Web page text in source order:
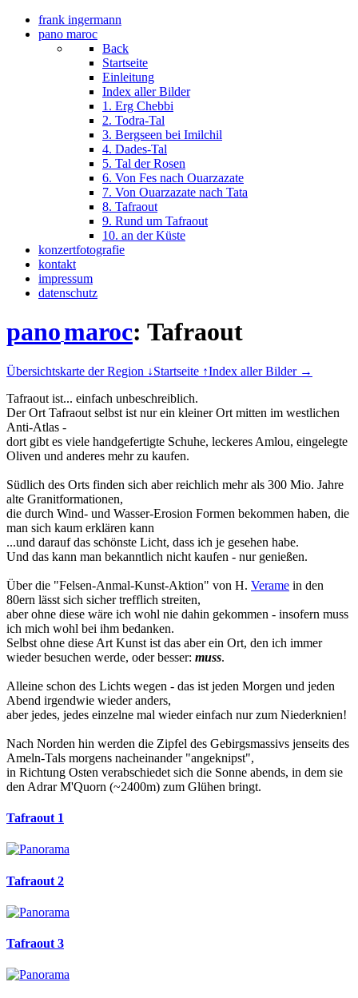
frank ingermann
pano maroc
Back
Startseite
Einleitung
Index aller Bilder
1. Erg Chebbi
2. Todra-Tal
3. Bergseen bei Imilchil
4. Dades-Tal
5. Tal der Rosen
6. Von Fes nach Ouarzazate
7. Von Ouarzazate nach Tata
8. Tafraout
9. Rund um Tafraout
10. an der Küste
konzertfotografie
kontakt
impressum
datenschutz
panomaroc: Tafraout
Übersichtskarte der Region ↓Startseite ↑Index aller Bilder →
Tafraout ist... einfach unbeschreiblich.
Der Ort Tafraout selbst ist nur ein kleiner Ort mitten im westlichen
Anti-Atlas -
dort gibt es viele handgefertigte Schuhe, leckeres Amlou, eingelegte
Oliven und anderes mehr zu kaufen.
Südlich des Orts finden sich aber reichlich mehr als 300 Mio. Jahre
alte Granitformationen,
die durch Wind- und Wasser-Erosion Formen bekommen haben, die
man sich kaum erklären kann
...und darauf das schönste Licht, dass ich je gesehen habe.
Und das kann man bekanntlich nicht kaufen - nur genießen.
Über die "Felsen-Anmal-Kunst-Aktion" von H. Verame in den
80ern lässt sich sicher trefflich streiten,
aber ohne diese wäre ich wohl nie dahin gekommen - insofern muss
ich mich wohl bei ihm bedanken.
Selbst ohne diese Art Kunst ist das aber ein Ort, den ich immer
wieder besuchen werde, oder besser: muss.
Alleine schon des Lichts wegen - das ist jeden Morgen und jeden
Abend irgendwie wieder anders,
aber jedes, jedes einzelne mal wieder einfach nur zum Niederknien!
Nach Norden hin werden die Zipfel des Gebirgsmassivs jenseits des
Ameln-Tals morgens nacheinander "angeknipst",
in Richtung Osten verabschiedet sich die Sonne abends, in dem sie
den Adrar M'Quorn (~2400m) zum Glühen bringt.
Tafraout 1
Tafraout 2
Tafraout 3